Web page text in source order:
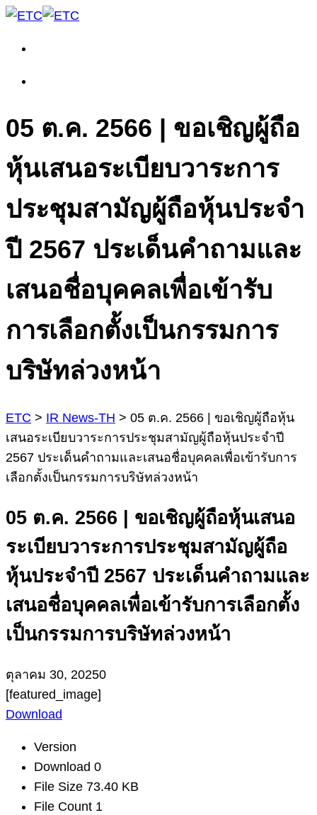
05 ต.ค. 2566 | ขอเชิญผู้ถือ
หุ้นเสนอระเบียบวาระการ
ประชุมสามัญผู้ถือหุ้นประจำ
ปี 2567 ประเด็นคำถามและ
เสนอชื่อบุคคลเพื่อเข้ารับ
การเลือกตั้งเป็นกรรมการ
บริษัทล่วงหน้า
ETC > IR News-TH > 05 ต.ค. 2566 | ขอเชิญผู้ถือหุ้น
เสนอระเบียบวาระการประชุมสามัญผู้ถือหุ้นประจำปี
2567 ประเด็นคำถามและเสนอชื่อบุคคลเพื่อเข้ารับการ
เลือกตั้งเป็นกรรมการบริษัทล่วงหน้า
05 ต.ค. 2566 | ขอเชิญผู้ถือหุ้นเสนอ
ระเบียบวาระการประชุมสามัญผู้ถือ
หุ้นประจำปี 2567 ประเด็นคำถามและ
เสนอชื่อบุคคลเพื่อเข้ารับการเลือกตั้ง
เป็นกรรมการบริษัทล่วงหน้า
ตุลาคม 30, 20250
[featured_image]
Download
Version
Download 0
File Size 73.40 KB
File Count 1